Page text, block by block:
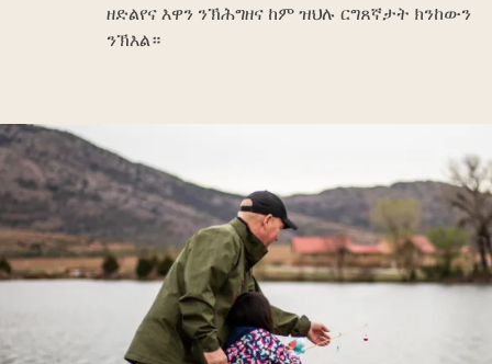
ዘድልየና እዋን ንኽሕግዘና ከም ዝህሉ ርግጸኛታት ክንከውን
ንኽእል።
Image